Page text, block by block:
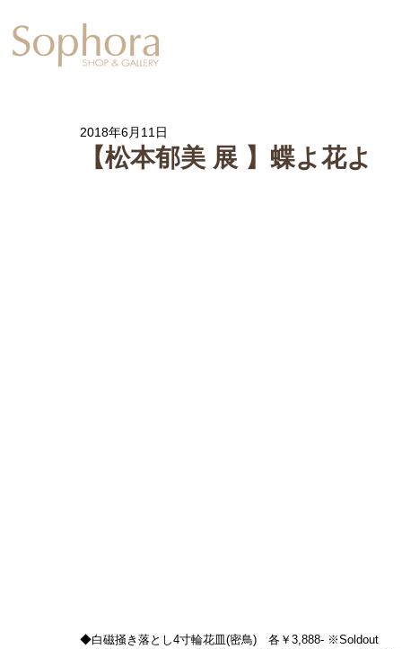
【松本郁美 展 】蝶よ花よ
2018年6月11日
◆白磁掻き落とし4寸輪花皿(密鳥)　各￥3,888- ※Soldout